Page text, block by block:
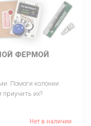
ФЕРМОЙ
Помоги колонии
их?
Нет в наличии